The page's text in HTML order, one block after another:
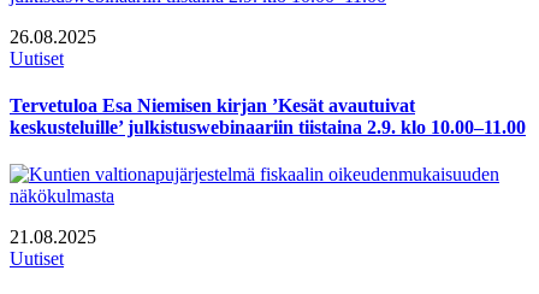
26.08.2025
Uutiset
Tervetuloa Esa Niemisen kirjan ’Kesät avautuivat
keskusteluille’ julkistuswebinaariin tiistaina 2.9. klo 10.00–11.00
21.08.2025
Uutiset